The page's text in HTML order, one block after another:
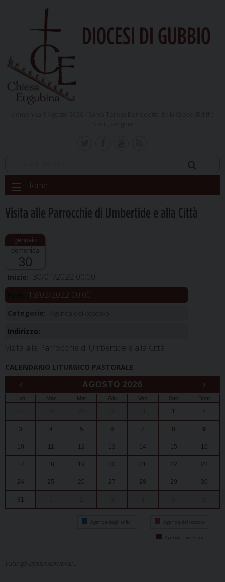
DIOCESI DI GUBBIO
Skip
to
Home
Visita alle Parrocchie di Umbertide e alla Città
domenica
30
Inizio: 30/01/2022 00:00
13/02/2022 00:00
Categorie:
Indirizzo:
Visita alle Parrocchie di Umbertide e alla Città
CALENDARIO LITURGICO PASTORALE
‹ AGOSTO 2026 ›
Lun Mar Mer Gio Ven Sab Dom
1 2
3 4 5 6 7 8 9
10 11 12 13 14 15 16
17 18 19 20 21 22 23
24 25 26 27 28 29 30
31
Agenda degli uffici Agenda del vescovo
Agenda diocesana
tutti gli appuntamenti...